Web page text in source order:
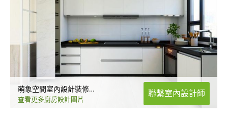
萌象空間室內設計裝修有限公司
查看更多廚房設計圖片
聯繫室內設計師